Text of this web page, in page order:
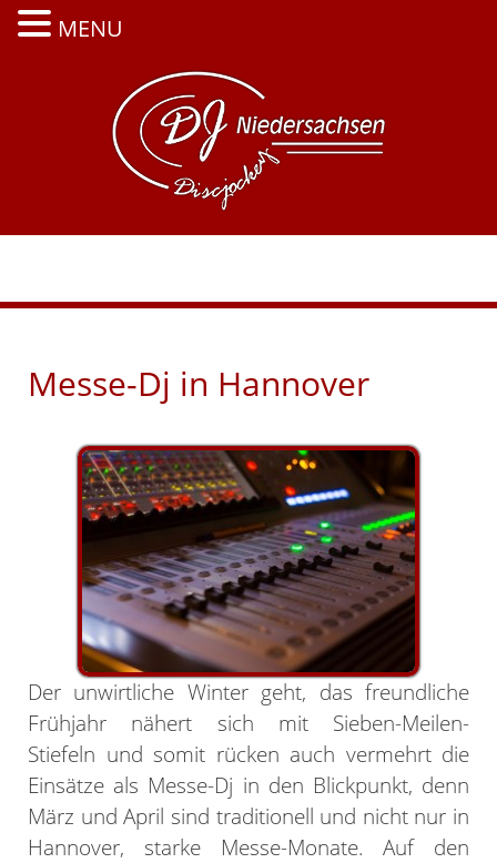
Messe-Dj in Hannover
Der unwirtliche Winter geht, das freundliche
Frühjahr nähert sich mit Sieben-Meilen-
Stiefeln und somit rücken auch vermehrt die
Einsätze als Messe-Dj in den Blickpunkt, denn
März und April sind traditionell und nicht nur in
Hannover, starke Messe-Monate. Auf den
MENU